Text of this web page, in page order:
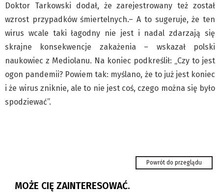
Doktor Tarkowski dodał, że zarejestrowany też został
wzrost przypadków śmiertelnych.– A to sugeruje, że ten
wirus wcale taki łagodny nie jest i nadal zdarzają się
skrajne konsekwencje zakażenia – wskazał polski
naukowiec z Mediolanu. Na koniec podkreślił: „Czy to jest
ogon pandemii? Powiem tak: myślano, że to już jest koniec
i że wirus zniknie, ale to nie jest coś, czego można się było
spodziewać”.
Powrót do przeglądu
MOŻE CIĘ ZAINTERESOWAĆ.
700 tys. euro wyrzucono do morza. Turyści
rzucili się po „łupy”